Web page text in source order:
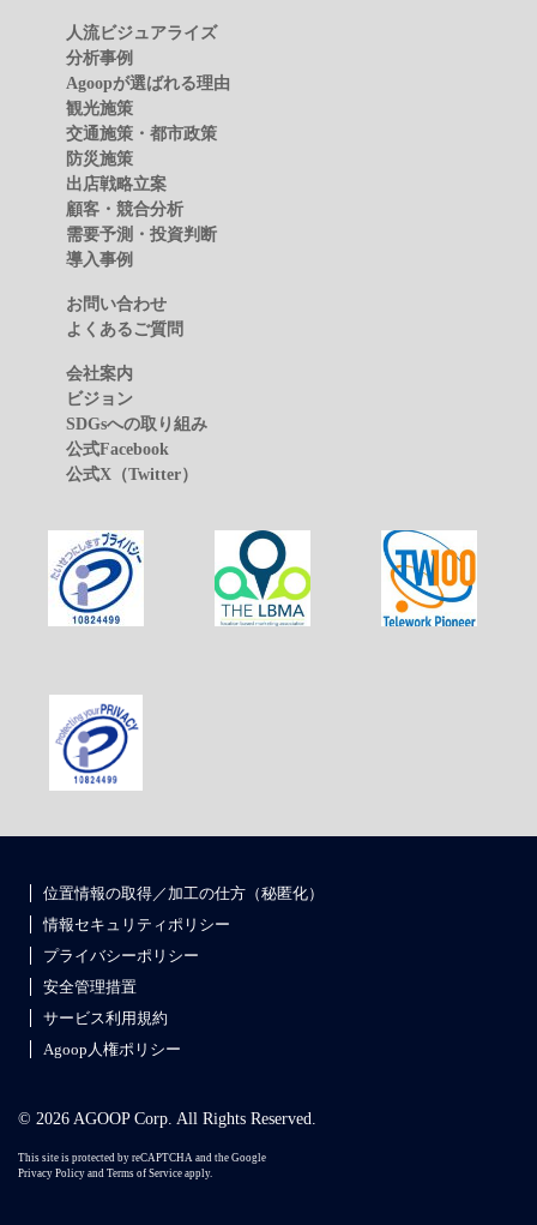
人流ビジュアライズ
分析事例
Agoopが選ばれる理由
観光施策
交通施策・都市政策
防災施策
出店戦略立案
顧客・競合分析
需要予測・投資判断
導入事例
お問い合わせ
よくあるご質問
会社案内
ビジョン
SDGsへの取り組み
公式Facebook
公式X（Twitter）
位置情報の取得／加工の仕方（秘匿化）
情報セキュリティポリシー
プライバシーポリシー
安全管理措置
サービス利用規約
Agoop人権ポリシー
© 2026 AGOOP Corp. All Rights Reserved.
This site is protected by reCAPTCHA and the Google
Privacy Policy and Terms of Service apply.